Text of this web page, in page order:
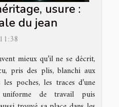
usure :
du jean
mieux qu’il ne se décrit,
pris des plis, blanchi aux
poches, les traces d’une
uniforme de travail puis